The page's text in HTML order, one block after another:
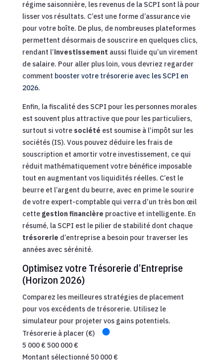
régime saisonnière, les revenus de la SCPI sont là pour
lisser vos résultats. C’est une forme d’assurance vie
pour votre boîte. De plus, de nombreuses plateformes
permettent désormais de souscrire en quelques clics,
rendant l’investissement aussi fluide qu’un virement
de salaire. Pour aller plus loin, vous devriez regarder
comment booster votre trésorerie avec les SCPI en
2026.
Enfin, la fiscalité des SCPI pour les personnes morales
est souvent plus attractive que pour les particuliers,
surtout si votre société est soumise à l’impôt sur les
sociétés (IS). Vous pouvez déduire les frais de
souscription et amortir votre investissement, ce qui
réduit mathématiquement votre bénéfice imposable
tout en augmentant vos liquidités réelles. C’est le
beurre et l’argent du beurre, avec en prime le sourire
de votre expert-comptable qui verra d’un très bon œil
cette gestion financière proactive et intelligente. En
résumé, la SCPI est le pilier de stabilité dont chaque
trésorerie d’entreprise a besoin pour traverser les
années avec sérénité.
Optimisez votre Trésorerie d’Entreprise
(Horizon 2026)
Comparez les meilleures stratégies de placement
pour vos excédents de trésorerie. Utilisez le
simulateur pour projeter vos gains potentiels.
Trésorerie à placer (€)
5 000 €500 000 €
Montant sélectionné50 000 €